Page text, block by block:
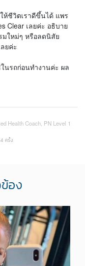
ห้ชีวิตเราดีขึ้นได้ แพร
Clear เลยค่ะ อธิบาย
มใหม่ๆ หรือลดนิสัย
ยค่ะ
นรถก่อนทำงานค่ะ ผล
Health Coach, PN Level 1
ครั้ง
อง